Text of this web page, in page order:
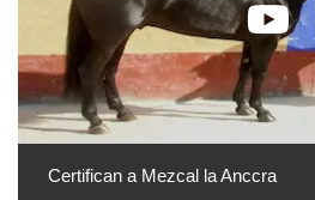
Certifican a Mezcal la Anccra